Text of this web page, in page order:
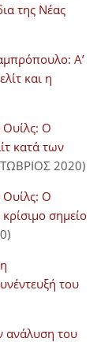
της Νέας
Α’
και η
Ο
κατά των
2020)
Ο
σημείο
του
ανάλυση του